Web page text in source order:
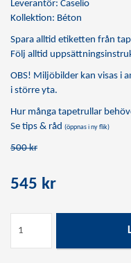
Leverantör: Caselio
Kollektion: Béton
Spara alltid etiketten från
Följ alltid
OBS! Miljöbilder kan visas i
i större yta.
Hur många tapetrullar
Se tips & råd (öppnas i ny flik)
500 kr
545 kr